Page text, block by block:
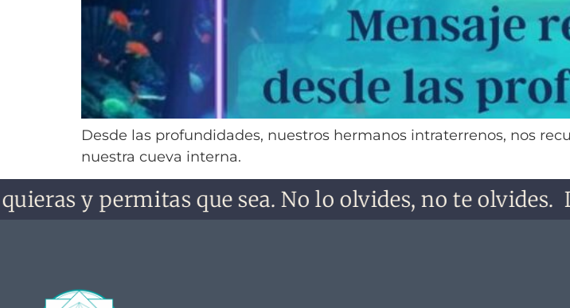
Desde las profundidades, nuestros hermanos intraterrenos, nos
nuestra cueva interna.
y permitas que sea. No lo olvides, no te olvides.